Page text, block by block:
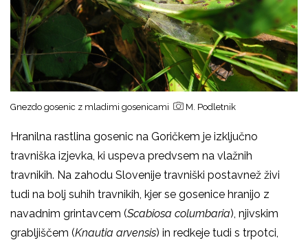
Gnezdo gosenic z mladimi gosenicami M. Podletnik
Hranilna rastlina gosenic na Goričkem je izključno
travniška izjevka, ki uspeva predvsem na vlažnih
travnikih. Na zahodu Slovenije travniški postavnež živi
tudi na bolj suhih travnikih, kjer se gosenice hranijo z
navadnim grintavcem (Scabiosa columbaria), njivskim
grabljiščem (Knautia arvensis) in redkeje tudi s trpotci,